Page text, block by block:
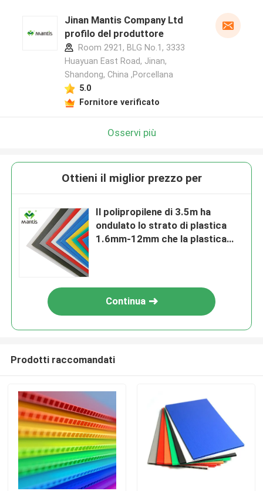
Jinan Mantis Company Ltd
profilo del produttore
Room 2921, BLG No.1, 3333
Huayuan East Road, Jinan,
Shandong, China ,Porcellana
5.0
Fornitore verificato
Osservi più
Ottieni il miglior prezzo per
Il polipropilene di 3.5m ha
ondulato lo strato di plastica
1.6mm-12mm che la plastica
Continua
Prodotti raccomandati